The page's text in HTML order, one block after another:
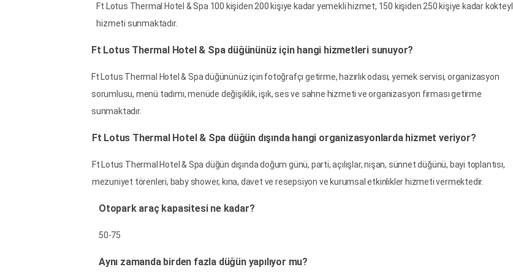
Ft Lotus Thermal Hotel & Spa 100 kişiden 200 kişiye kadar yemekli hizmet, 150 kişiden 250 kişiye kadar kokteyl
hizmeti sunmaktadır.
Ft Lotus Thermal Hotel & Spa düğününüz için hangi hizmetleri sunuyor?
Ft Lotus Thermal Hotel & Spa düğününüz için fotoğrafçı getirme, hazırlık odası, yemek servisi, organizasyon
sorumlusu, menü tadımı, menüde değişiklik, işık, ses ve sahne hizmeti ve organizasyon firması getirme
sunmaktadır.
Ft Lotus Thermal Hotel & Spa düğün dışında hangi organizasyonlarda hizmet veriyor?
Ft Lotus Thermal Hotel & Spa düğün dışında doğum günü, parti, açılışlar, nişan, sünnet düğünü, bayi toplantısı,
mezuniyet törenleri, baby shower, kına, davet ve resepsiyon ve kurumsal etkinlikler hizmeti vermektedir.
Otopark araç kapasitesi ne kadar?
50-75
Aynı zamanda birden fazla düğün yapılıyor mu?